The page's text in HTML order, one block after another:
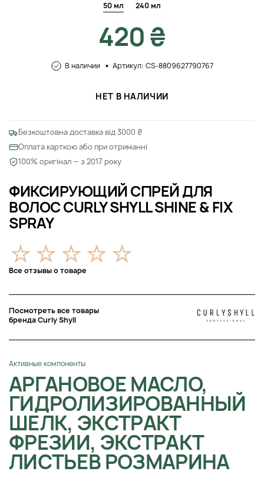
ФИКСИРУЮЩИЙ СПРЕЙ ДЛЯ
ВОЛОС CURLY SHYLL SHINE & FIX
SPRAY
Все отзывы о товаре
Посмотреть все товары
бренда Curly Shyll
Активные компоненты
АРГАНОВОЕ МАСЛО,
ГИДРОЛИЗИРОВАННЫЙ
ШЕЛК, ЭКСТРАКТ
ФРЕЗИИ, ЭКСТРАКТ
ЛИСТЬЕВ РОЗМАРИНА
50 мл 240 мл
420 ₴
В наличии Артикул: CS-8809627790767
НЕТ В НАЛИЧИИ
Безкоштовна доставка від 3000 ₴
Оплата карткою або при отриманні
100% оригінал — з 2017 року